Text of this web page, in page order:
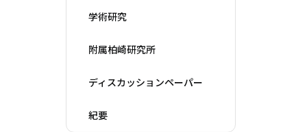
学術研究
附属柏崎研究所
ディスカッションペーパー
紀要